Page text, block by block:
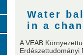
Water
in a
A VEAB
Erdészettudományi